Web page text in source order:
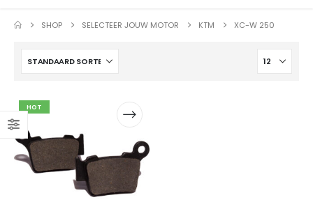
SHOP SELECTEER JOUW MOTOR KTM XC-W 250
HOT